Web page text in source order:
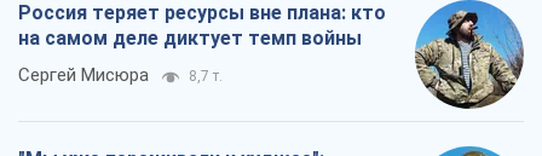
Россия теряет ресурсы вне плана: кто
на самом деле диктует темп войны
Сергей Мисюра 8,7 т.